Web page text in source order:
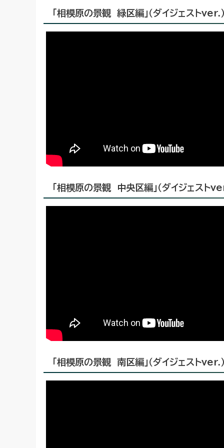
「相模原の景観 緑区編」（ダイジェストver.
「相模原の景観 中央区編」（ダイジェスト
「相模原の景観 南区編」（ダイジェストver.